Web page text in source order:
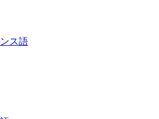
ス語